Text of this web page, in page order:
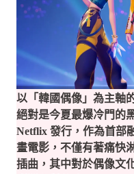
以「韓國偶像」為主軸
絕對是今夏最爆冷門的
Netflix 發行，作為首部
畫電影，不僅有著痛快
插曲，其中對於偶像文